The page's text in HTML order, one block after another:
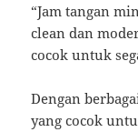
“Jam tangan
clean dan
cocok untuk
Dengan
yang cocok